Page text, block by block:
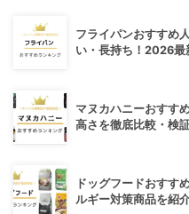
フライパンおすすめ
い・長持ち！2026最
マヌカハニーおすす
高さを徹底比較・検
ドッグフードおすす
ルギー対策商品を紹